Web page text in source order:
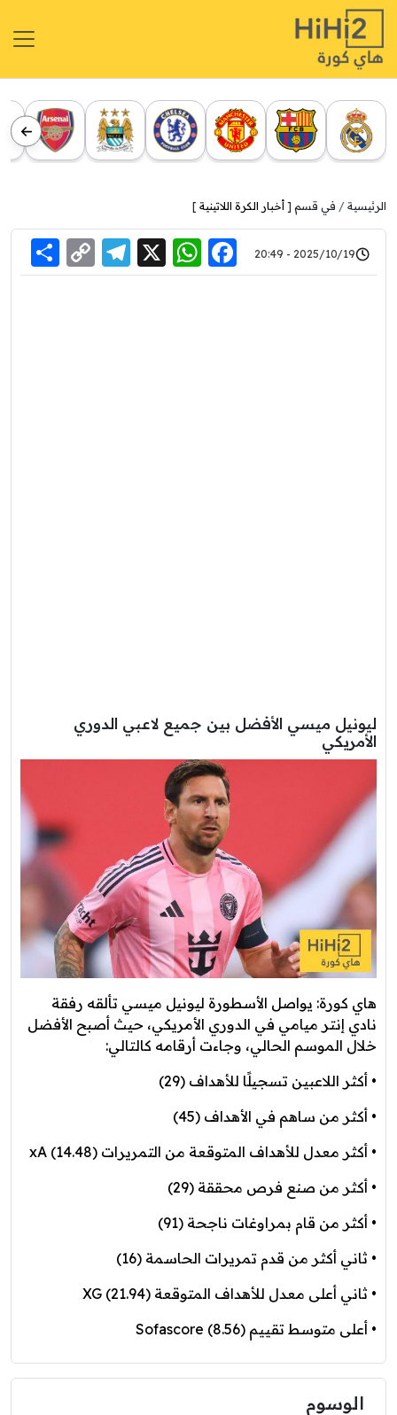
الرئيسية في قسم [ أخبار الكرة اللاتينية ]
2025/10/19 - 20:49
Facebook
WhatsApp
X
Link
ليونيل ميسي الأفضل بين جميع لاعبي الدوري
الأمريكي
هاي كورة: يواصل الأسطورة ليونيل ميسي تألقه رفقة
نادي إنتر ميامي في الدوري الأمريكي، حيث أصبح الأفضل
خلال الموسم الحالي، وجاءت أرقامه كالتالي:
• أكثر اللاعبين تسجيلًا للأهداف (29)
• أكثر من ساهم في الأهداف (45)
• أكثر معدل للأهداف المتوقعة من التمريرات xA (14.48)
• أكثر من صنع فرص محققة (29)
• أكثر من قام بمراوغات ناجحة (91)
• ثاني أكثر من قدم تمريرات الحاسمة (16)
• ثاني أعلى معدل للأهداف المتوقعة XG (21.94)
• أعلى متوسط تقييم Sofascore (8.56)
الوسوم